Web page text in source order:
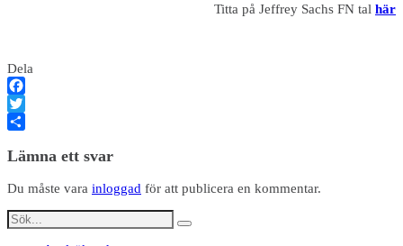
Titta på Jeffrey Sachs FN tal här
Dela
Facebook
Twitter
Lämna ett svar
Du måste vara inloggad för att publicera en kommentar.